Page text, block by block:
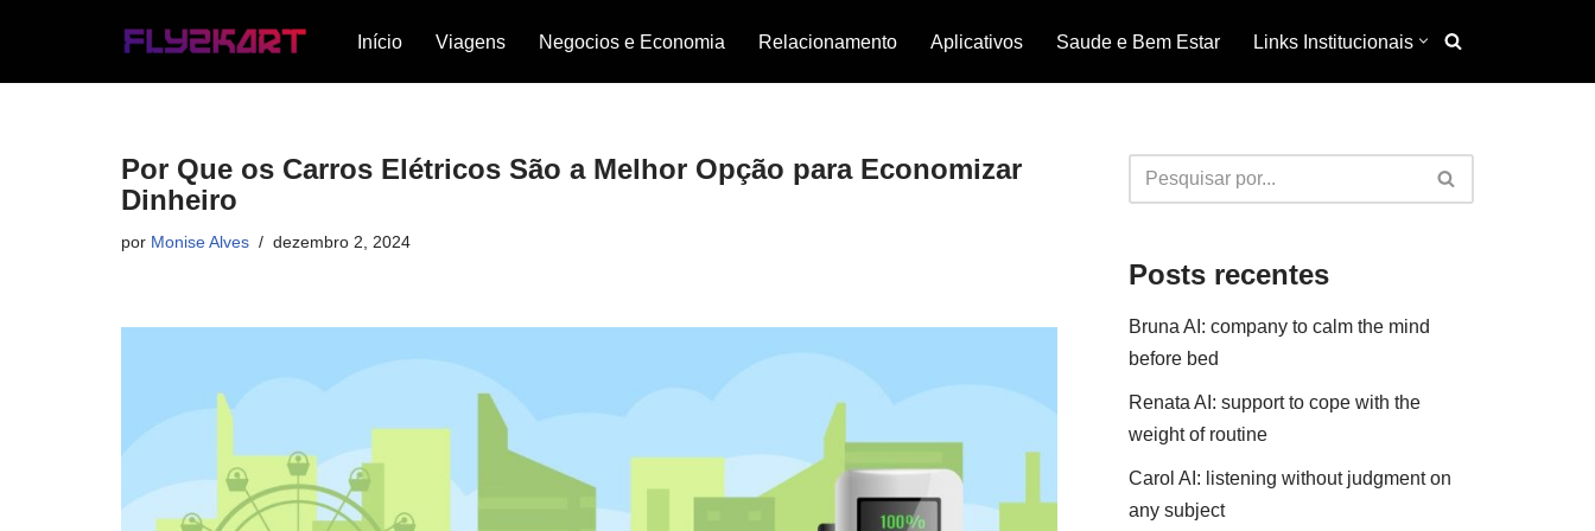
Início Viagens Negocios e Economia Relacionamento Aplicativos Saude e Bem Estar Links Institucionais
Por Que os Carros Elétricos São a Melhor Opção para Economizar
Dinheiro
por Monise Alves dezembro 2, 2024
Posts recentes
Bruna AI: company to calm the mind
before bed
Renata AI: support to cope with the
weight of routine
Carol AI: listening without judgment on
any subject